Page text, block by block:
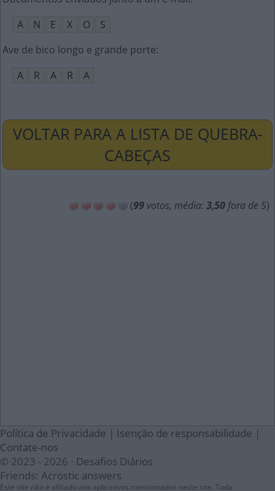
A
N E X O
S
Ave de bico longo e grande porte:
A
R A R A
VOLTAR PARA A LISTA DE QUEBRA-
CABEÇAS
(99 votos, média: 3,50 fora de 5)
Política de Privacidade | Isenção de responsabilidade |
Contate-nos
© 2023 - 2026 · Desafios Diários
Friends: Acrostic answers
Este site não é afiliado aos aplicativos mencionados neste site. Toda